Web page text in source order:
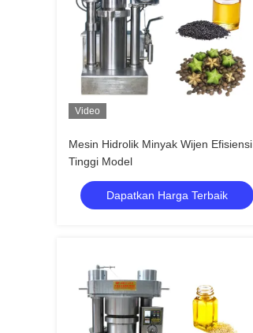
Video
Mesin Hidrolik Minyak Wijen Efisiensi
Tinggi Model
Dapatkan Harga Terbaik